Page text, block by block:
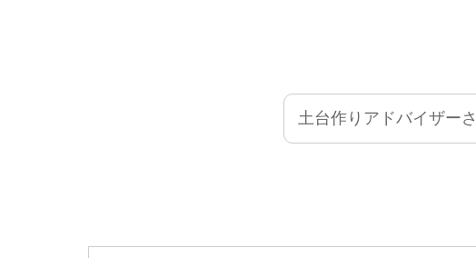
土台作りアドバイザー